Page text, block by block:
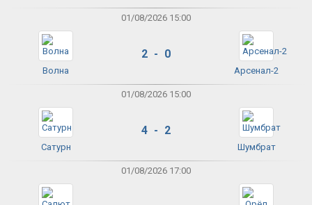
01/08/2026 15:00
Волна
2 - 0
Арсенал-2
01/08/2026 15:00
Сатурн
4 - 2
Шумбрат
01/08/2026 17:00